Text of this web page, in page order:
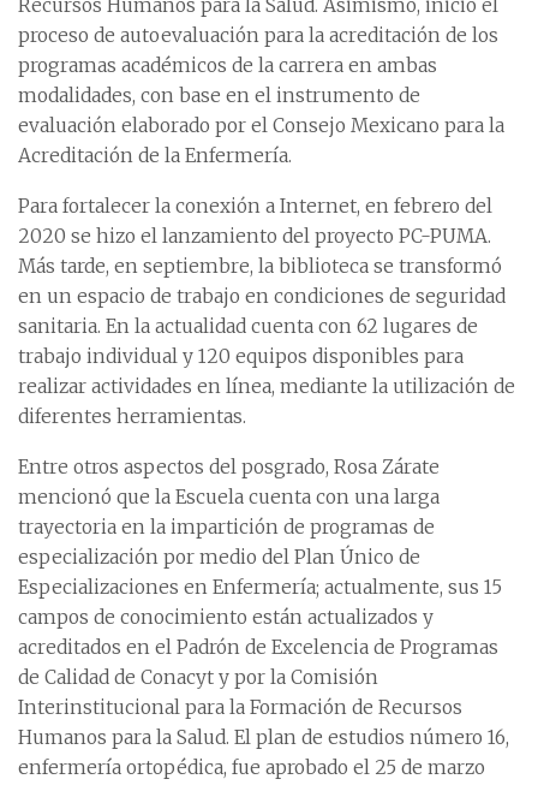
Recursos Humanos para la Salud. Asimismo, inició el
proceso de autoevaluación para la acreditación de los
programas académicos de la carrera en ambas
modalidades, con base en el instrumento de
evaluación elaborado por el Consejo Mexicano para la
Acreditación de la Enfermería.
Para fortalecer la conexión a Internet, en febrero del
2020 se hizo el lanzamiento del proyecto PC-PUMA.
Más tarde, en septiembre, la biblioteca se transformó
en un espacio de trabajo en condiciones de seguridad
sanitaria. En la actualidad cuenta con 62 lugares de
trabajo individual y 120 equipos disponibles para
realizar actividades en línea, mediante la utilización de
diferentes herramientas.
Entre otros aspectos del posgrado, Rosa Zárate
mencionó que la Escuela cuenta con una larga
trayectoria en la impartición de programas de
especialización por medio del Plan Único de
Especializaciones en Enfermería; actualmente, sus 15
campos de conocimiento están actualizados y
acreditados en el Padrón de Excelencia de Programas
de Calidad de Conacyt y por la Comisión
Interinstitucional para la Formación de Recursos
Humanos para la Salud. El plan de estudios número 16,
enfermería ortopédica, fue aprobado el 25 de marzo